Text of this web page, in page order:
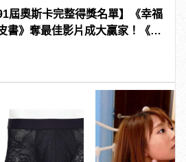
91屆奧斯卡完整得獎名單】《幸福
書》奪最佳影片成大贏家！《波